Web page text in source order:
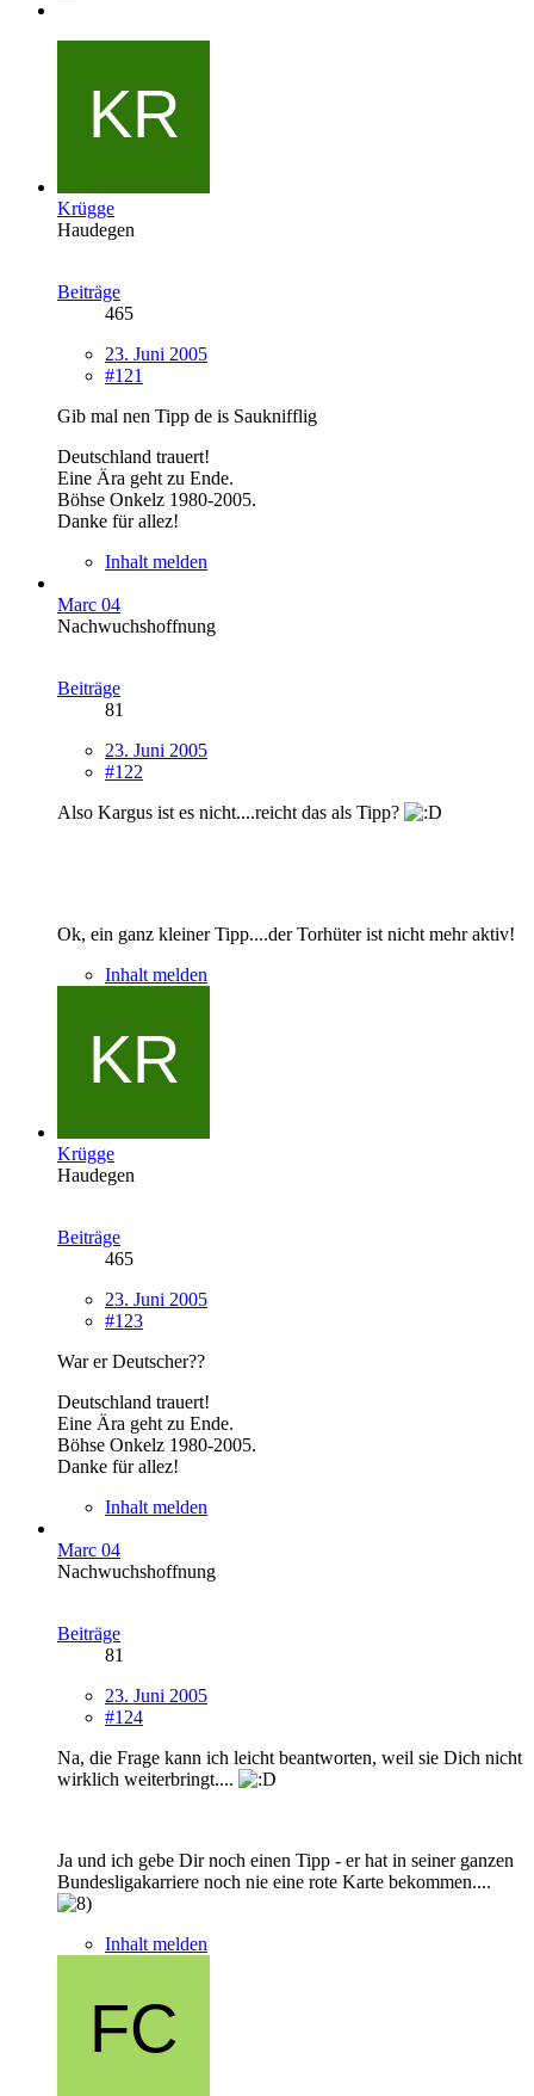
Krügge
Haudegen
Beiträge
465
23. Juni 2005
#121
Gib mal nen Tipp de is Sauknifflig
Deutschland trauert!
Eine Ära geht zu Ende.
Böhse Onkelz 1980-2005.
Danke für allez!
Inhalt melden
Marc 04
Nachwuchshoffnung
Beiträge
81
23. Juni 2005
#122
Also Kargus ist es nicht....reicht das als Tipp?
Ok, ein ganz kleiner Tipp....der Torhüter ist nicht mehr aktiv!
Inhalt melden
Krügge
Haudegen
Beiträge
465
23. Juni 2005
#123
War er Deutscher??
Deutschland trauert!
Eine Ära geht zu Ende.
Böhse Onkelz 1980-2005.
Danke für allez!
Inhalt melden
Marc 04
Nachwuchshoffnung
Beiträge
81
23. Juni 2005
#124
Na, die Frage kann ich leicht beantworten, weil sie Dich nicht
wirklich weiterbringt....
Ja und ich gebe Dir noch einen Tipp - er hat in seiner ganzen
Bundesligakarriere noch nie eine rote Karte bekommen....
Inhalt melden